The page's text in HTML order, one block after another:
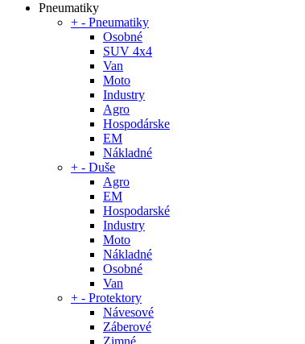
Pneumatiky
+ - Pneumatiky
Osobné
SUV 4x4
Van
Moto
Industry
Agro
Hospodárske
EM
Nákladné
+ - Duše
Agro
EM
Hospodarské
Industry
Moto
Nákladné
Osobné
Van
+ - Protektory
Návesové
Záberové